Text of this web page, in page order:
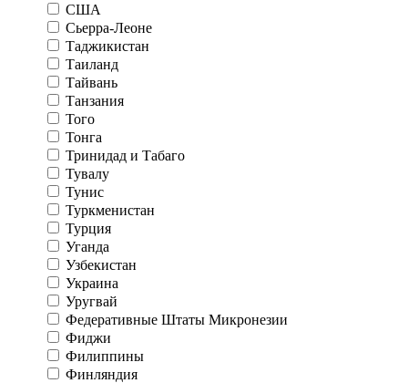
США
Сьерра-Леоне
Таджикистан
Таиланд
Тайвань
Танзания
Того
Тонга
Тринидад и Табаго
Тувалу
Тунис
Туркменистан
Турция
Уганда
Узбекистан
Украина
Уругвай
Федеративные Штаты Микронезии
Фиджи
Филиппины
Финляндия